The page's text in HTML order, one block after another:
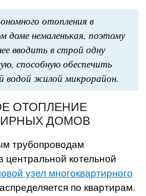
отопления в
доме немаленькая, поэтому
вводить в строй одну
способную обеспечить
водой жилой микрорайон.
ОТОПЛЕНИЕ
ДОМОВ
трубопроводам
центральной котельной
узел многоквартирного
по квартирам.